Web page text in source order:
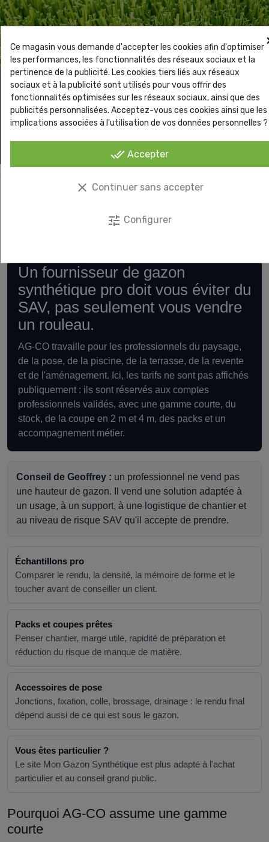
Un fournisseur de gazon
synthétique pro doit vous éviter du
SAV, pas seulement vous vendre
un rouleau.
AG-CO travaille pour les professionnels du paysage,
de la pose, de la piscine, de la terrasse, de la revente
et de l'aménagement. Ici, les tarifs ne sont pas affichés
publiquement : ils sont réservés aux comptes
professionnels validés, avec une gamme courte, du
stock, de la coupe en 2 m et 4 m, des packs et un
accompagnement métier.
Conseil de Geoffrey : un professionnel ne vend pas
une hauteur de gazon. Il vend une solution adaptée à
un usage, à un support, à une logistique de chantier et
au niveau de risque SAV qu'il accepte de prendre.
Échantillons pro
Comparer le rendu, la densité, la mémoire de forme et le
toucher avant de conseiller un client.
Packs et coupes prêtes
Penser chantier, marge utile, rapidité de préparation et
réduction du risque de manque de matière.
Accessoires de pose
Jonctions, fixation, colle, brossage, drainage : le rendu final
dépend aussi de ce qui est sous le gazon.
Vous êtes particulier ?
Le site Mon Gazon Synthétique est plus adapté à l'achat
particulier et au conseil grand public.
Pourquoi AG-CO assume une gamme
courte
Lot professionnel Puma 40 mm – 500 m²
Ce magasin vous demande d'accepter les cookies afin d'optimiser
les performances, les fonctionnalités des réseaux sociaux et la
pertinence de la publicité. Les cookies tiers liés aux réseaux
sociaux et à la publicité sont utilisés pour vous offrir des
fonctionnalités optimisées sur les réseaux sociaux, ainsi que des
publicités personnalisées. Acceptez-vous ces cookies ainsi que les
implications associées à l'utilisation de vos données personnelles ?
done_all Accepter
clear Continuer sans accepter
tune Configurer